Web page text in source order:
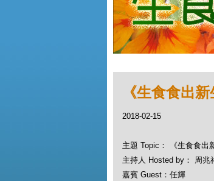
《生食食出
2018-02-15
主題 Topic： 《生食食出
主持人 Hosted by： 周兆
嘉賓 Guest：任輝